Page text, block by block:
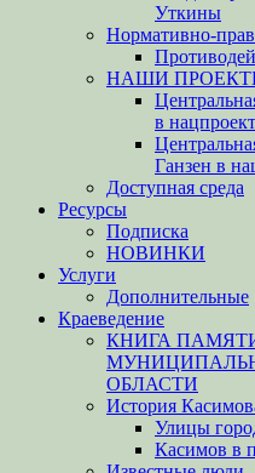
Уткины
Нормативно-
НАШИ
в
Ганзен в
Доступная среда
Ресурсы
Подписка
НОВИНКИ
Услуги
Дополнительные
Краеведение
КНИГА
ОБЛАСТИ
История
Улицы
Касимов в